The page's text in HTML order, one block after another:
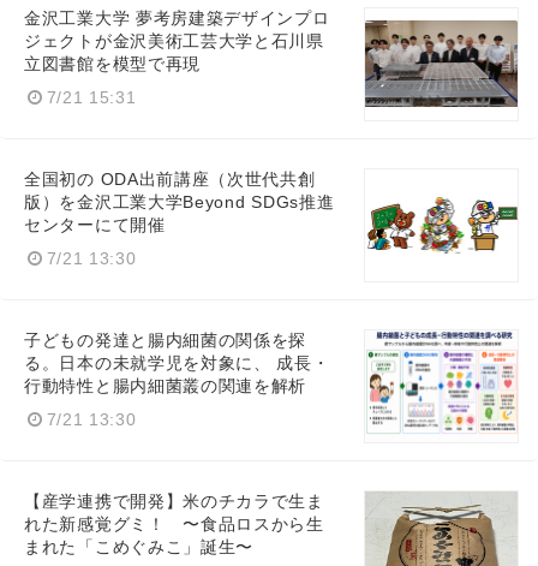
金沢工業大学 夢考房建築デザインプロ
ジェクトが金沢美術工芸大学と石川県
立図書館を模型で再現
7/21 15:31
全国初の ODA出前講座（次世代共創
版）を金沢工業大学Beyond SDGs推進
センターにて開催
7/21 13:30
子どもの発達と腸内細菌の関係を探
る。日本の未就学児を対象に、 成長・
行動特性と腸内細菌叢の関連を解析
7/21 13:30
【産学連携で開発】米のチカラで生ま
れた新感覚グミ！ 〜食品ロスから生
まれた「こめぐみこ」誕生〜